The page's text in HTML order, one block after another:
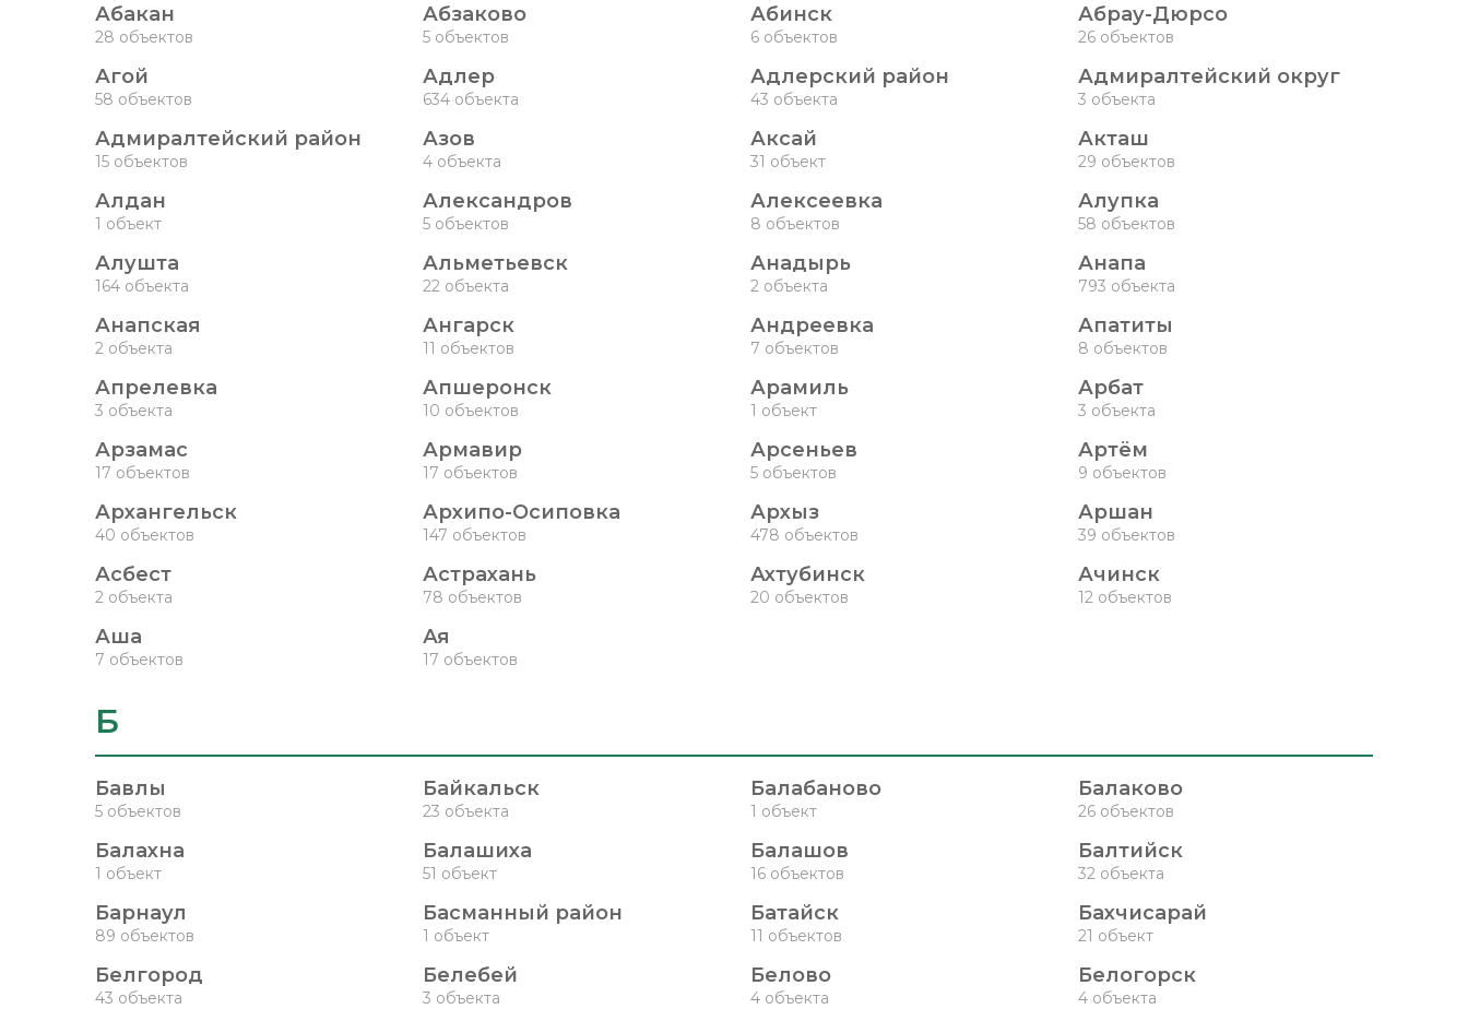
Абакан
28 объектов
Абзаково
5 объектов
Абинск
6 объектов
Абрау-Дюрсо
26 объектов
Агой
58 объектов
Адлер
634 объекта
Адлерский район
43 объекта
Адмиралтейский округ
3 объекта
Адмиралтейский район
15 объектов
Азов
4 объекта
Аксай
31 объект
Акташ
29 объектов
Алдан
1 объект
Александров
5 объектов
Алексеевка
8 объектов
Алупка
58 объектов
Алушта
164 объекта
Альметьевск
22 объекта
Анадырь
2 объекта
Анапа
793 объекта
Анапская
2 объекта
Ангарск
11 объектов
Андреевка
7 объектов
Апатиты
8 объектов
Апрелевка
3 объекта
Апшеронск
10 объектов
Арамиль
1 объект
Арбат
3 объекта
Арзамас
17 объектов
Армавир
17 объектов
Арсеньев
5 объектов
Артём
9 объектов
Архангельск
40 объектов
Архипо-Осиповка
147 объектов
Архыз
478 объектов
Аршан
39 объектов
Асбест
2 объекта
Астрахань
78 объектов
Ахтубинск
20 объектов
Ачинск
12 объектов
Аша
7 объектов
Ая
17 объектов
Б
Бавлы
5 объектов
Байкальск
23 объекта
Балабаново
1 объект
Балаково
26 объектов
Балахна
1 объект
Балашиха
51 объект
Балашов
16 объектов
Балтийск
32 объекта
Барнаул
89 объектов
Басманный район
1 объект
Батайск
11 объектов
Бахчисарай
21 объект
Белгород
43 объекта
Белебей
3 объекта
Белово
4 объекта
Белогорск
4 объекта